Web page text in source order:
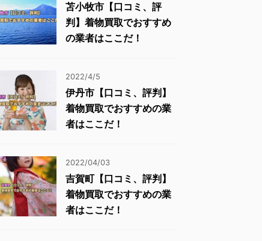
苫小牧市【口コミ、評
判】着物買取でおすすめ
の業者はここだ！
2022/4/5
伊丹市【口コミ、評判】
着物買取でおすすめの業
者はここだ！
2022/04/03
吉賀町【口コミ、評判】
着物買取でおすすめの業
者はここだ！